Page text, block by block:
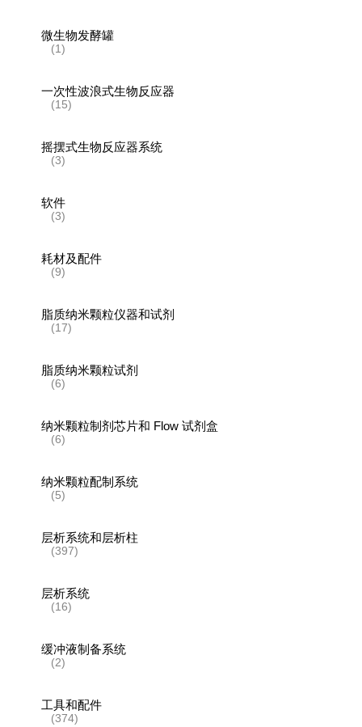
微生物发酵罐
(1)
一次性波浪式生物反应器
(15)
摇摆式生物反应器系统
(3)
软件
(3)
耗材及配件
(9)
脂质纳米颗粒仪器和试剂
(17)
脂质纳米颗粒试剂
(6)
纳米颗粒制剂芯片和 Flow 试剂盒
(6)
纳米颗粒配制系统
(5)
层析系统和层析柱
(397)
层析系统
(16)
缓冲液制备系统
(2)
工具和配件
(374)